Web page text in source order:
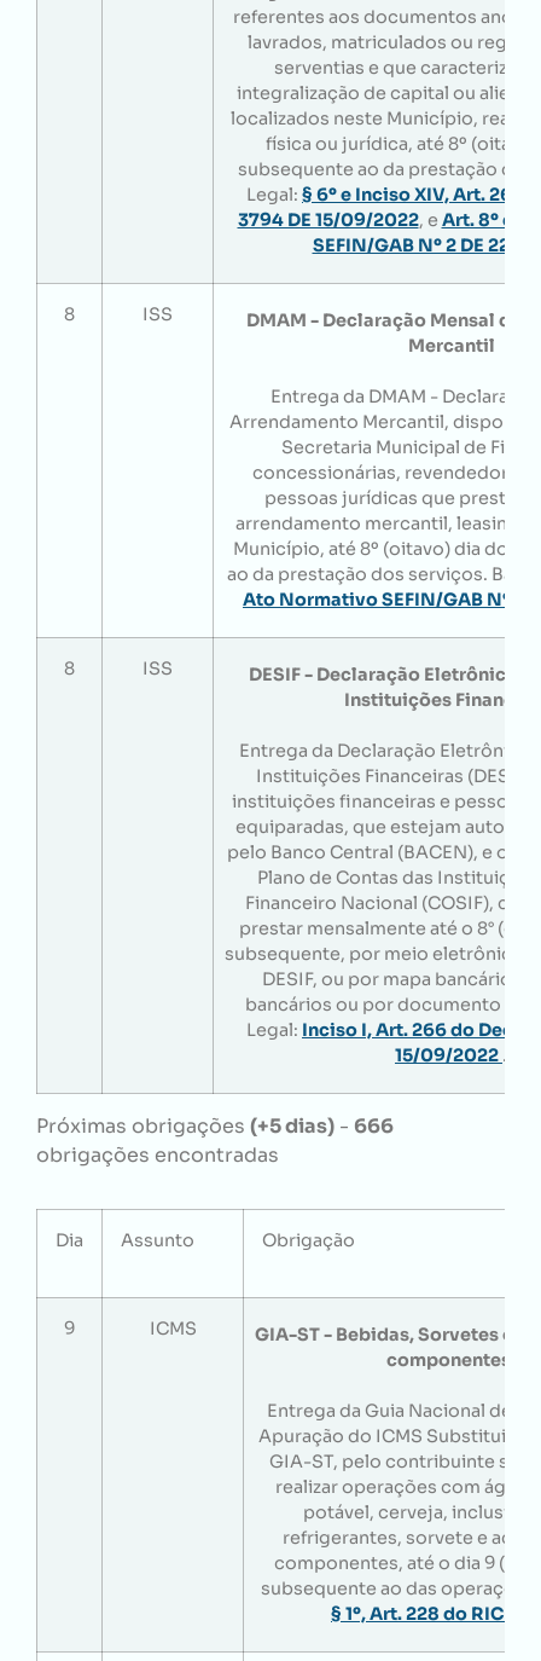
referentes aos documentos
lavrados, matriculados ou
serventias e que caracterizem
integralização de capital ou
localizados neste Município,
física ou jurídica, até 8º
subsequente ao da prestação dos
Legal: § 6º e Inciso XIV, Art. 266
3794 DE 15/09/2022, e Art. 8º do
SEFIN/GAB Nº 2 DE 22/
8 ISS
DMAM - Declaração Mensal de
Mercantil
Entrega da DMAM -
Arrendamento Mercantil,
Secretaria Municipal de
concessionárias, revendedoras
pessoas jurídicas que prestem
arrendamento mercantil, leasing,
Município, até 8º (oitavo) dia do
ao da prestação dos serviços. Base
Ato Normativo SEFIN/GAB Nº 2
8 ISS
DESIF - Declaração Eletrônica
Instituições
Entrega da Declaração Eletrônica
Instituições Financeiras
instituições financeiras e pessoas
equiparadas, que estejam
pelo Banco Central (BACEN), e
Plano de Contas das
Financeiro Nacional (COSIF),
prestar mensalmente até o 8°
subsequente, por meio eletrônico,
DESIF, ou por mapa bancário,
bancários ou por documento
Legal: Inciso I, Art. 266 do
15/09/2022 .
Próximas obrigações (+5 dias) - 666
obrigações encontradas
Dia Assunto Obrigação
9 ICMS
GIA-ST - Bebidas, Sorvetes e
componentes
Entrega da Guia Nacional de
Apuração do ICMS
GIA-ST, pelo contribuinte
realizar operações com água
potável, cerveja, inclusive
refrigerantes, sorvete e
componentes, até o dia 9
subsequente ao das
§ 1º, Art. 228 do